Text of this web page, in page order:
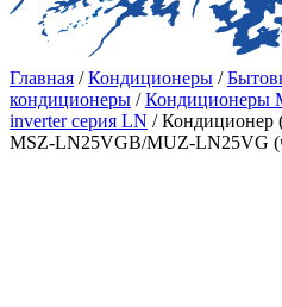
Главная /Кондиционеры /
кондиционеры /Кондиционеры
inverter серия LN / Кондиционер
MSZ-LN25VGB/MUZ-LN25VG